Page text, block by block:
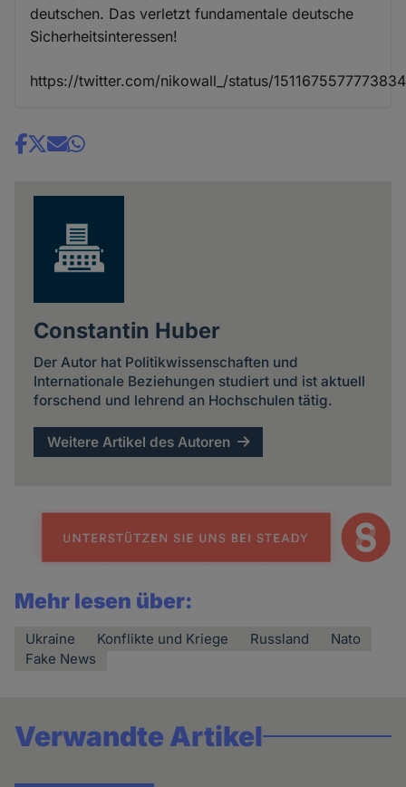
deutschen. Das verletzt fundamentale deutsche
Sicherheitsinteressen!
https://twitter.com/nikowall_/status/
Share
Constantin Huber
Der Autor hat Politikwissenschaften und
Internationale Beziehungen studiert und ist aktuell
forschend und lehrend an Hochschulen tätig.
Weitere Artikel des Autoren
Mehr lesen über:
Ukraine Konflikte und Kriege Russland
Nato
Fake News
Verwandte Artikel